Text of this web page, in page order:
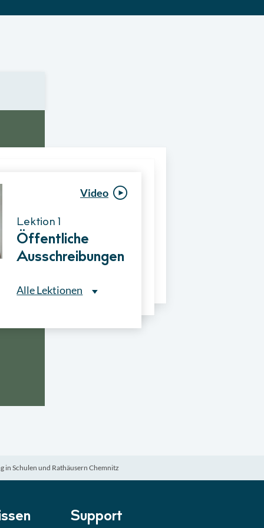
Video
Lektion 1
Öffentliche
Ausschreibungen
Alle Lektionen
Vergabeverfahre
Alle Lektionen
im Vergabeverfahren► 3:18 Min
von Angeboten Lektion
in Schulen und Rathäusern Chemnitz
Support